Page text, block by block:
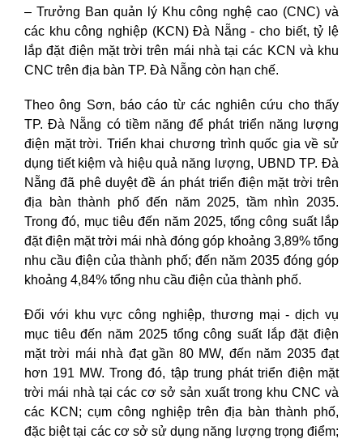
– Trưởng Ban quản lý Khu công nghệ cao (CNC) và
các khu công nghiệp (KCN) Đà Nẵng - cho biết, tỷ lệ
lắp đặt điện mặt trời trên mái nhà tại các KCN và khu
CNC trên địa bàn TP. Đà Nẵng còn hạn chế.
Theo ông Sơn, báo cáo từ các nghiên cứu cho thấy
TP. Đà Nẵng có tiềm năng để phát triển năng lượng
điện mặt trời. Triển khai chương trình quốc gia về sử
dụng tiết kiệm và hiệu quả năng lượng, UBND TP. Đà
Nẵng đã phê duyệt đề án phát triển điện mặt trời trên
địa bàn thành phố đến năm 2025, tầm nhìn 2035.
Trong đó, mục tiêu đến năm 2025, tổng công suất lắp
đặt điện mặt trời mái nhà đóng góp khoảng 3,89% tổng
nhu cầu điện của thành phố; đến năm 2035 đóng góp
khoảng 4,84% tổng nhu cầu điện của thành phố.
Đối với khu vực công nghiệp, thương mại - dịch vụ
mục tiêu đến năm 2025 tổng công suất lắp đặt điện
mặt trời mái nhà đạt gần 80 MW, đến năm 2035 đạt
hơn 191 MW. Trong đó, tập trung phát triển điện mặt
trời mái nhà tại các cơ sở sản xuất trong khu CNC và
các KCN; cụm công nghiệp trên địa bàn thành phố,
đặc biệt tại các cơ sở sử dụng năng lượng trọng điểm;